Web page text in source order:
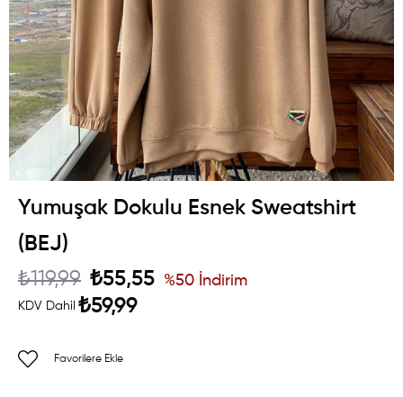
Yumuşak Dokulu Esnek Sweatshirt
(BEJ)
₺119,99 ₺55,55
KDV Dahil ₺59,99
%50 İndirim
Favorilere Ekle